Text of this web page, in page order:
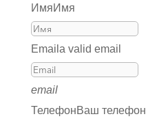
ИмяИмя
Emaila valid email
email
ТелефонВаш телефон